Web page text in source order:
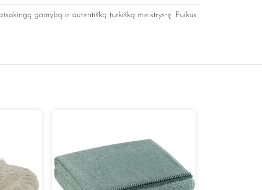
gamybą ir autentišką turkišką meistrystę. Puikus